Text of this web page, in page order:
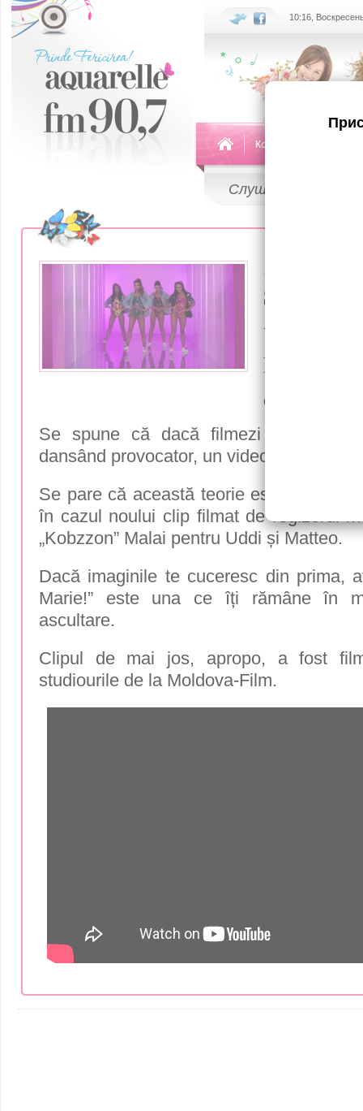
10:16,
Команда
Слушай
Scene
Matteo.
din
Se spune că dacă filmezi câteva
dansând provocator, un videoclip are
Se pare că această teorie este una
în cazul noului clip filmat de regizorul
„Kobzzon” Malai pentru Uddi și Matteo.
Dacă imaginile te cuceresc din prima,
Marie!” este una ce îți rămâne în
ascultare.
Clipul de mai jos, apropo, a fost
studiourile de la Moldova-Film.